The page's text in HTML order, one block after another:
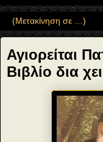
Αγιορείται
Βιβλίο δια